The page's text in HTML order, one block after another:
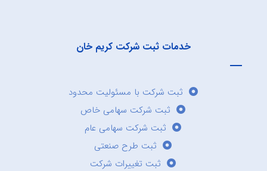
خدمات ثبت شرکت کریم خان
ثبت شرکت با مسئولیت محدود
ثبت شرکت سهامی خاص
ثبت شرکت سهامی عام
ثبت طرح صنعتی
ثبت تغییرات شرکت